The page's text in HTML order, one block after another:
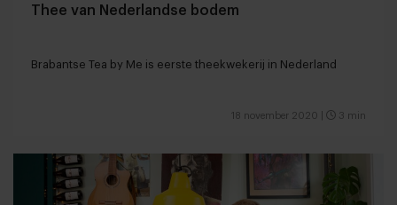
Thee van Nederlandse bodem
Brabantse Tea by Me is eerste theekwekerij in Nederland
18 november 2020 3 min